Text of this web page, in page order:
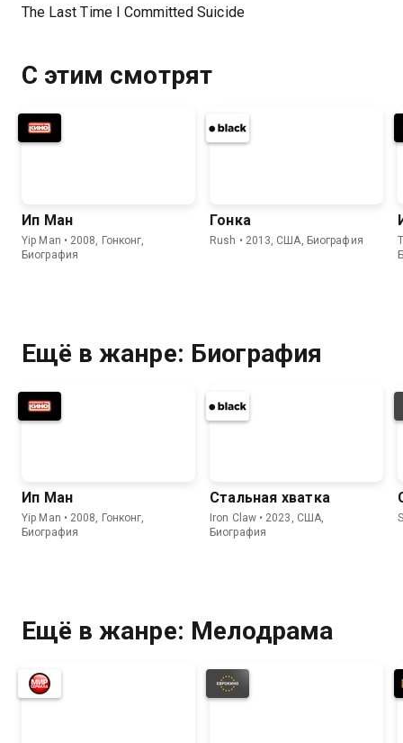
The Last Time I Committed Suicide
С этим смотрят
Ип Ман
Yip Man • 2008, Гонконг,
Биография
Гонка
Rush • 2013, США, Биография
Ещё в жанре: Биография
Ип Ман
Yip Man • 2008, Гонконг,
Биография
Стальная хватка
Iron Claw • 2023, США,
Биография
Ещё в жанре: Мелодрама